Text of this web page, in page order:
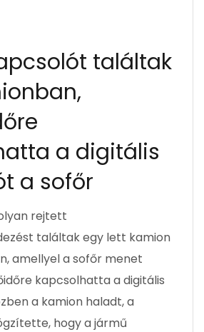
találtak
a digitális
a sofőr
rejtett
találtak egy lett kamion
amellyel a sofőr menet
kapcsolhatta a digitális
a kamion haladt, a
hogy a jármű